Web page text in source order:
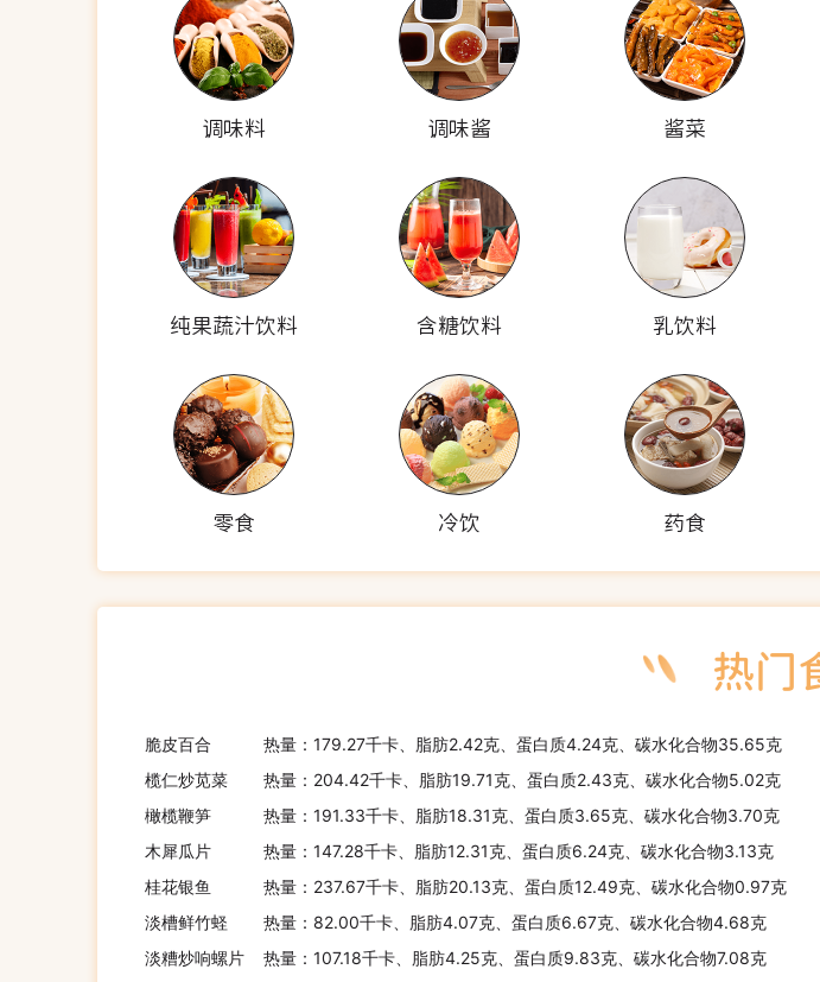
调味料 调味酱 酱菜
纯果蔬汁饮料 含糖饮料 乳饮料
零食 冷饮 药食
脆皮百合 热量：179.27千卡、脂肪2.42克、蛋白质4.24克、碳水化合物35.65克
榄仁炒苋菜
热量：204.42千卡、脂肪19.71克、蛋白质2.43克、碳水化合物5.02克
橄榄鞭笋
热量：191.33千卡、脂肪18.31克、蛋白质3.65克、碳水化合物3.70克
木犀瓜片
热量：147.28千卡、脂肪12.31克、蛋白质6.24克、碳水化合物3.13克
桂花银鱼
热量：237.67千卡、脂肪20.13克、蛋白质12.49克、碳水化合物0.97克
淡槽鲜竹蛏
热量：82.00千卡、脂肪4.07克、蛋白质6.67克、碳水化合物4.68克
淡糟炒响螺片
热量：107.18千卡、脂肪4.25克、蛋白质9.83克、碳水化合物7.08克